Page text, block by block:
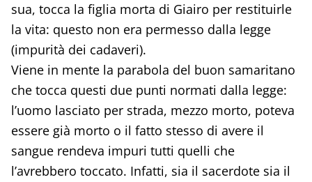
sua, tocca la figlia morta di Giairo per restituirle
la vita: questo non era permesso dalla legge
(impurità dei cadaveri).
Viene in mente la parabola del buon samaritano
che tocca questi due punti normati dalla legge:
l’uomo lasciato per strada, mezzo morto, poteva
essere già morto o il fatto stesso di avere il
sangue rendeva impuri tutti quelli che
l’avrebbero toccato. Infatti, sia il sacerdote sia il